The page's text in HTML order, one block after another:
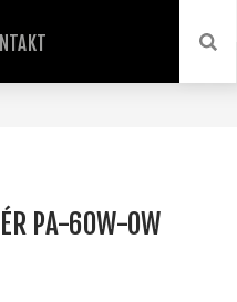
PA-60W-OW